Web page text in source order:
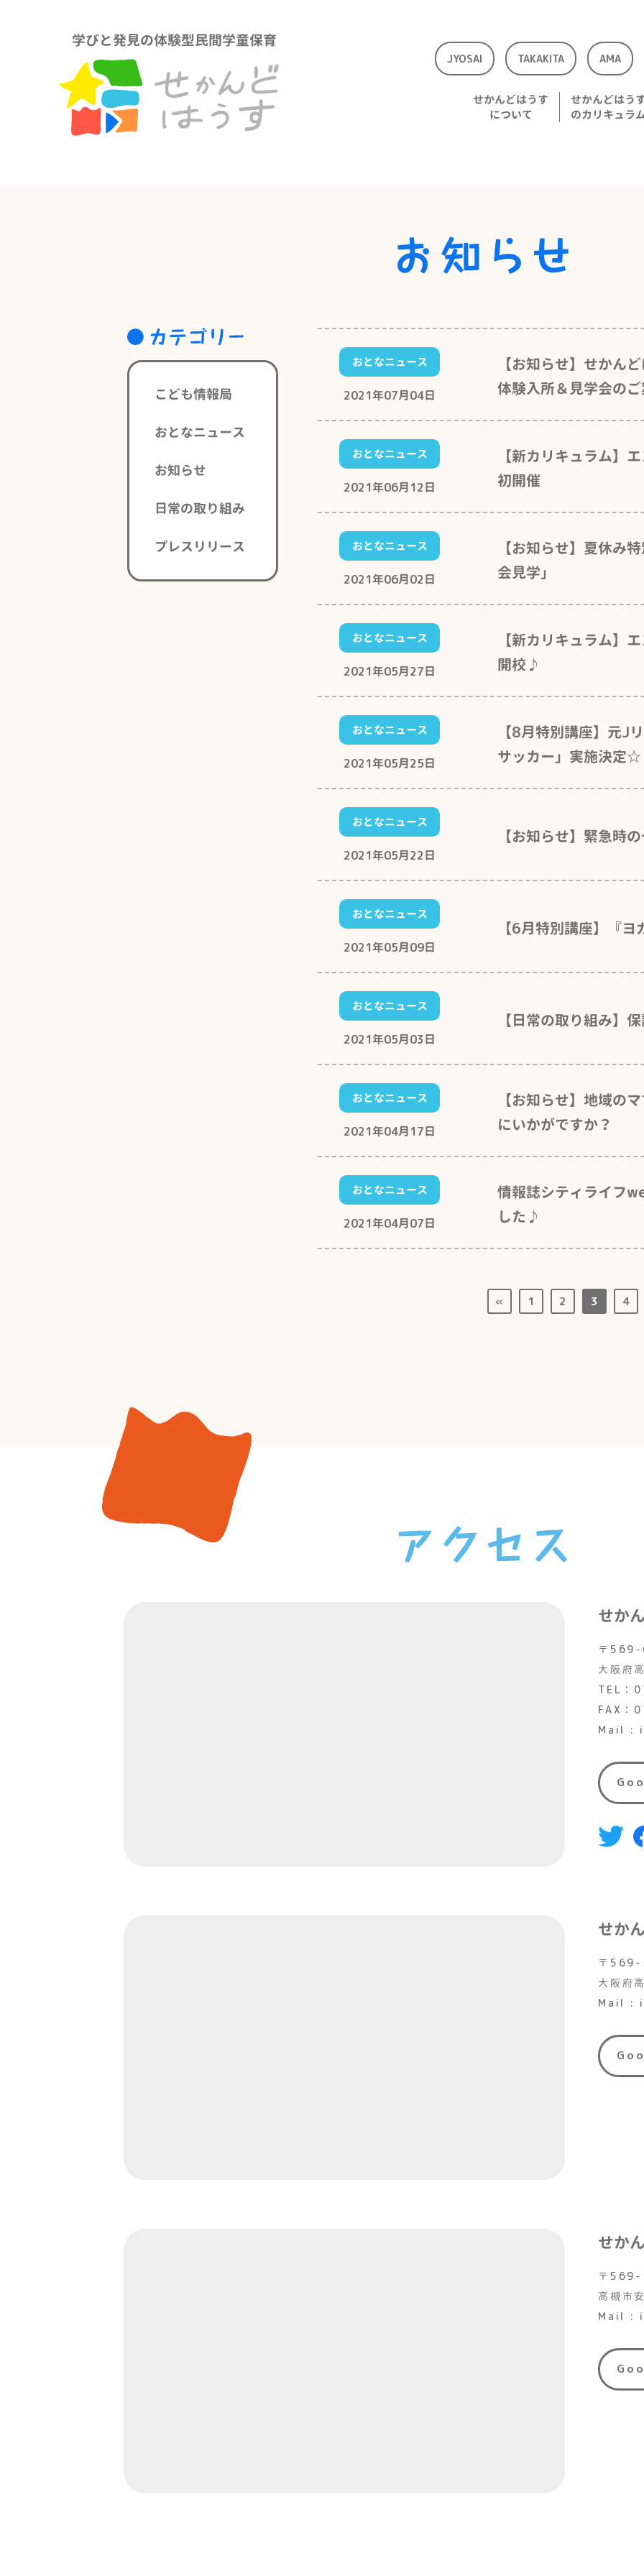
学びと発見の体験型民間学童保育
せかんどはうす
について
せかんどはう
のカリキュラ
JYOSAI TAKAKITA AMA
こども情報局
おとなニュース
お知らせ
日常の取り組み
プレスリリース
おとなニュース
2021年07月04日
【お知らせ】せかん
体験入所＆見学会の
おとなニュース
2021年06月12日
【新カリキュラム
初開催
おとなニュース
2021年06月02日
【お知らせ】夏休み
会見学」
おとなニュース
2021年05月27日
【新カリキュラム】
開校♪
おとなニュース
2021年05月25日
【8月特別講座】元J
サッカー」実施決定☆
おとなニュース
2021年05月22日
【お知らせ】緊急時
おとなニュース
2021年05月09日
【6月特別講座】『
おとなニュース
2021年05月03日
【日常の取り組み】
おとなニュース
2021年04月17日
【お知らせ】地域の
にいかがですか？
おとなニュース
2021年04月07日
情報誌シティライフ
した♪
« 1 2 3 4
せか
〒
大阪府
TEL：
FAX
Mail :
せか
〒
大阪府
Mail :
せか
〒
高槻市
Mail :